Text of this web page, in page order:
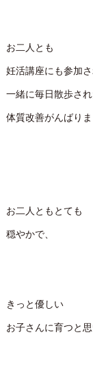
お二人とも
妊活講座にも参加
一緒に毎日散歩さ
体質改善がんばり
お二人ともとても
穏やかで、
きっと優しい
お子さんに育つと